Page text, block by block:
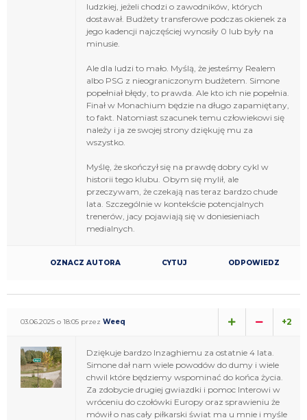
ludzkiej, jeżeli chodzi o zawodników, których
dostawał. Budżety transferowe podczas okienek za
jego kadencji najczęściej wynosiły 0 lub były na
minusie.
Ale dla ludzi to mało. Myślą, że jesteśmy Realem
albo PSG z nieograniczonym budżetem. Simone
popełniał błędy, to prawda. Ale kto ich nie popełnia.
Finał w Monachium będzie na długo zapamiętany,
to fakt. Natomiast szacunek temu człowiekowi się
należy i ja ze swojej strony dziękuję mu za
wszystko.
Myślę, że skończył się na prawdę dobry cykl w
historii tego klubu. Obym się mylił, ale
przeczywam, że czekają nas teraz bardzo chude
lata. Szczególnie w kontekście potencjalnych
trenerów, jacy pojawiają się w doniesieniach
medialnych.
OZNACZ AUTORA CYTUJ ODPOWIEDZ
03.06.2025 o 18:05 przez Weeq +2
Dziękuje bardzo Inzaghiemu za ostatnie 4 lata.
Simone dał nam wiele powodów do dumy i wiele
chwil które będziemy wspominać do końca życia.
Za zdobycie drugiej gwiazdki i pomoc Interowi w
wróceniu do czołówki Europy oraz sprawieniu że
mówił o nas cały piłkarski świat ma u mnie i myśle